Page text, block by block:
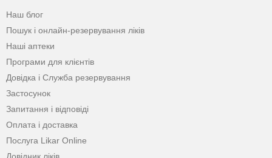
Наш блог
Пошук і онлайн-резервування ліків
Наші аптеки
Програми для клієнтів
Довідка і Служба резервування
Застосунок
Запитання і відповіді
Оплата і доставка
Послуга Likar Online